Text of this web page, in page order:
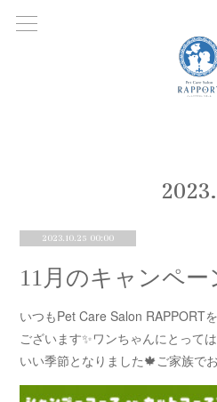
2023.
2023.10.25 00:00
11月のキャンペ
いつもPet Care Salon RAPPORT
ございます✨ワンちゃんにとって
いい季節となりました🍁ご家族で